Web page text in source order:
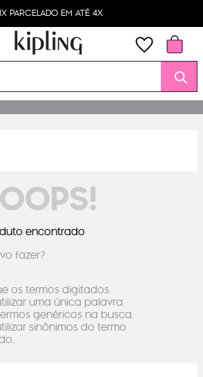
PARCELADO EM ATÉ 4X
OOPS!
encontrado
fazer?
os termos digitados.
uma única palavra.
genéricos na busca.
sinônimos do termo